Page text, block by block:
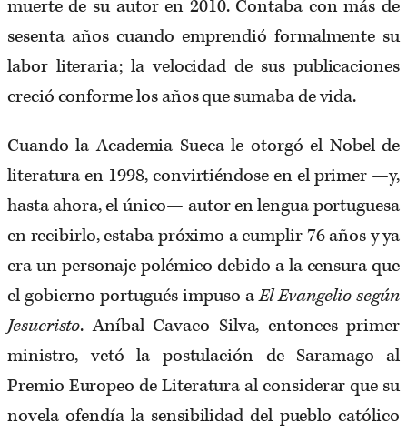
muerte de su autor en 2010. Contaba con más de
sesenta años cuando emprendió formalmente su
labor literaria; la velocidad de sus publicaciones
creció conforme los años que sumaba de vida.
Cuando la Academia Sueca le otorgó el Nobel de
literatura en 1998, convirtiéndose en el primer —y,
hasta ahora, el único— autor en lengua portuguesa
en recibirlo, estaba próximo a cumplir 76 años y ya
era un personaje polémico debido a la censura que
el gobierno portugués impuso aEl Evangelio según
Jesucristo. Aníbal Cavaco Silva, entonces primer
ministro, vetó la postulación de Saramago al
Premio Europeo de Literatura al considerar que su
novela ofendía la sensibilidad del pueblo católico